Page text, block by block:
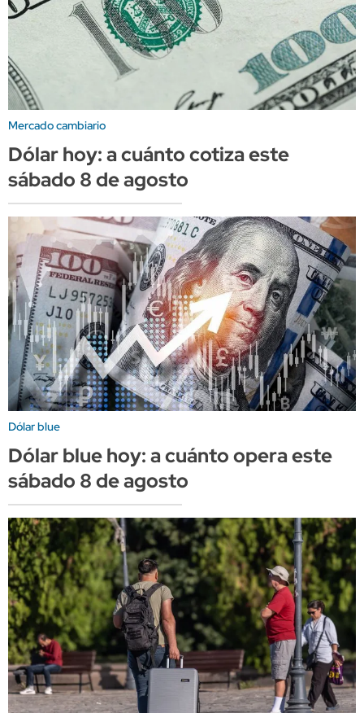
Mercado cambiario
Dólar hoy: a cuánto cotiza este
sábado 8 de agosto
Dólar blue
Dólar blue hoy: a cuánto opera este
sábado 8 de agosto